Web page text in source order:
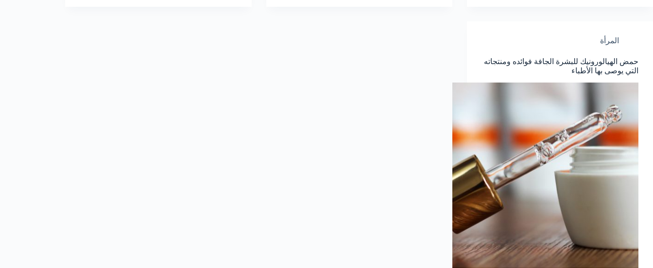
المرأة
حمض الهيالورونيك للبشرة الجافة فوائده ومنتجاته
التي يوصى بها الأطباء